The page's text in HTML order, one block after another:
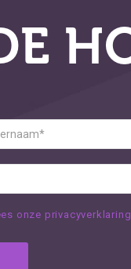
onze